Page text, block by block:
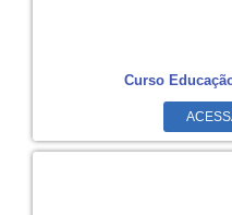
Curso